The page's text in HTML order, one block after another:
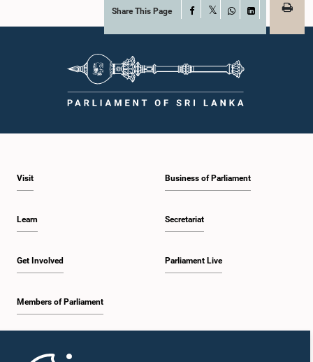
Share This Page Facebook
WhatsAppLinkedIn
Visit
Learn
Get Involved
Members of Parliament
Business of Parliament
Secretariat
Parliament Live